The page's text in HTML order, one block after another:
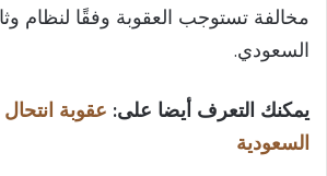
مخالفة تستوجب العقوبة وفقًا لنظام
السعودي.​
يمكنك التعرف أيضا على: عقوبة
السعودية